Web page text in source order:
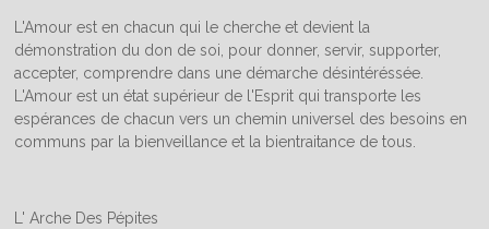
L'Amour est en chacun qui le cherche et devient la
démonstration du don de soi, pour donner, servir, supporter,
accepter, comprendre dans une démarche désintéréssée.
L'Amour est un état supérieur de l'Esprit qui transporte les
espérances de chacun vers un chemin universel des besoins en
communs par la bienveillance et la bientraitance de tous.
L' Arche Des Pépites